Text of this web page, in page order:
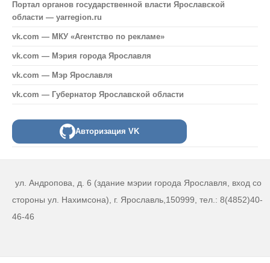
Портал органов государственной власти Ярославской
области — yarregion.ru
vk.com — МКУ «Агентство по рекламе»
vk.com — Мэрия города Ярославля
vk.com — Мэр Ярославля
vk.com — Губернатор Ярославской области
Авторизация VK
ул. Андропова, д. 6 (здание мэрии города Ярославля, вход со
стороны ул. Нахимсона), г. Ярославль,150999, тел.: 8(4852)40-
46-46